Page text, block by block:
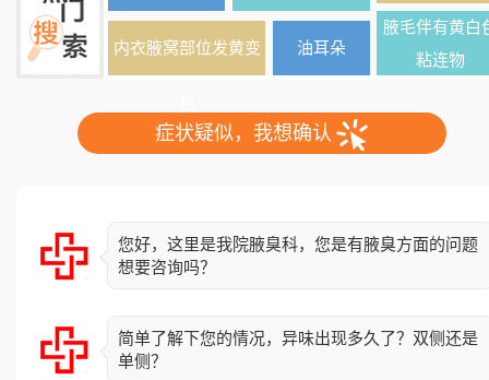
内衣腋窝部位发黄变 油耳朵
腋毛伴有黄白
粘连物
症状疑似，我想确认
您好，这里是我院腋臭科，您是有腋臭方面的问题
想要咨询吗？
简单了解下您的情况，异味出现多久了？双侧还是
单侧？